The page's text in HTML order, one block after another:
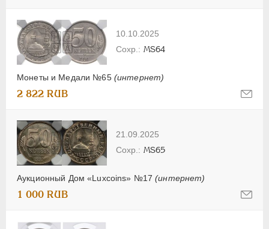
10.10.2025
Монеты и Медали №65 (интернет)
MS64
2 822 RUB
21.09.2025
Аукционный Дом «Luxcoins» №17(интернет)
MS65
1 000 RUB